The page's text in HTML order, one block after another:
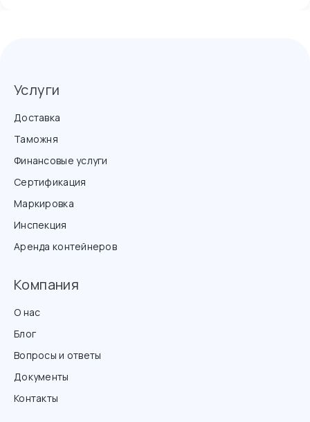
Услуги
Доставка
Таможня
Финансовые услуги
Сертификация
Маркировка
Инспекция
Аренда контейнеров
Компания
О нас
Блог
Вопросы и ответы
Документы
Контакты